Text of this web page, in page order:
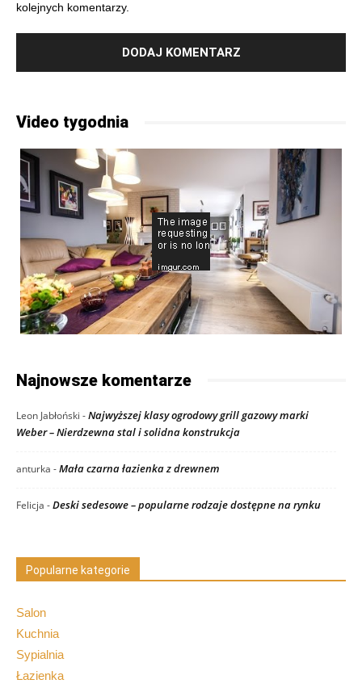
kolejnych komentarzy.
Video tygodnia
Najnowsze komentarze
Leon Jabłoński -Najwyższej klasy ogrodowy grill gazowy marki
Weber – Nierdzewna stal i solidna konstrukcja
anturka -Mała czarna łazienka z drewnem
Felicja -Deski sedesowe – popularne rodzaje dostępne na rynku
Popularne kategorie
Salon
Kuchnia
Sypialnia
Łazienka